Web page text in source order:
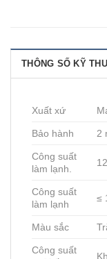
THÔNG SỐ KỸ
Xuất xứ
Bảo hành 2
Công suất
làm lạnh.
Công suất
làm lạnh
≤
Màu sắc
Công suất